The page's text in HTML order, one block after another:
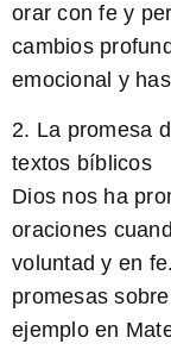
orar con fe y
cambios
emocional y
2. La promesa
textos bíblicos
Dios nos ha
oraciones
voluntad y en
promesas
ejemplo en